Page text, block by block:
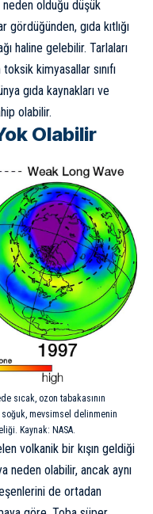
olduğu düşük
gıda kıtlığı
haline gelebilir. Tarlaları
kimyasallar sınıfı
gıda kaynakları ve
olabilir.
Olabilir
sıcak, ozon tabakasının
mevsimsel delinmenin
Kaynak: NASA.
volkanik bir kışın geldiği
neden olabilir, ancak aynı
de ortadan